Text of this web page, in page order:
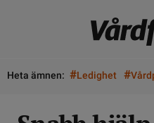
Heta ämnen: #Ledighet #